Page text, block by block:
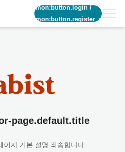
common:button.login/
common:button.register_short
page.default.title
이지.기본 설명.죄송합니다